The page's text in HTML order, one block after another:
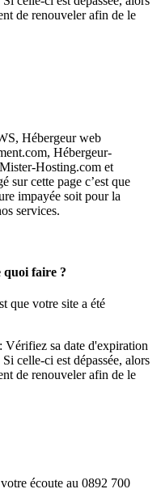
de renouveler afin de le
Hébergeur web
Hébergeur-
Hosting.com et
sur cette page c’est que
impayée soit pour la
services.
quoi faire ?
que votre site a été
: Vérifiez sa date d'expiration
celle-ci est dépassée, alors
de renouveler afin de le
écoute au 0892 700